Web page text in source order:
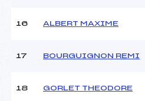
Catégorie :
16 ALBERT MAXIME
17 BOURGUIGNON REMI
18 GORLET THEODORE